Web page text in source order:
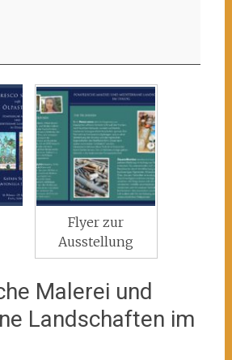
Flyer zur
Ausstellung
Malerei und
Landschaften im